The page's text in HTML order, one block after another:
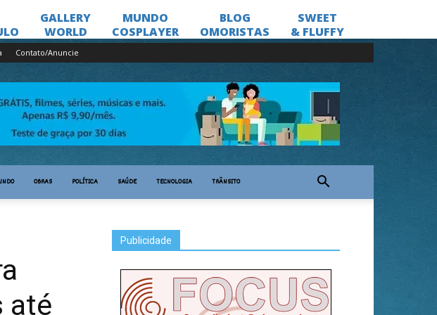
Contato/Anuncie
OBRAS POLÍTICA SAÚDE TECNOLOGIA TRÂNSITO
até
Publicidade